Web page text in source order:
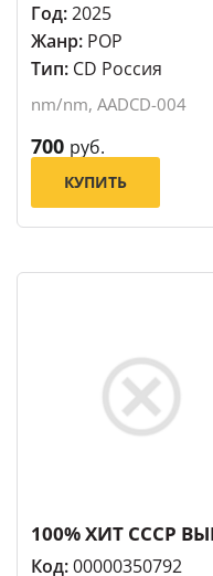
Год:2025
Жанр: POP
Тип: CD Россия
nm/nm, AADCD-004
700 руб.
КУПИТЬ
100% ХИТ СССР
Код:00000350792